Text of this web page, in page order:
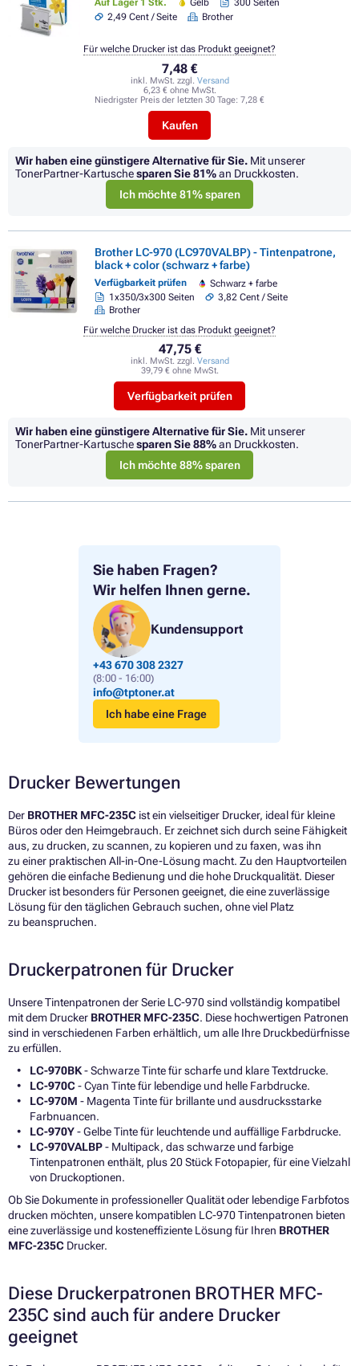
Sie haben Fragen?
Wir helfen Ihnen gerne.
Kundensupport
+43 670 308 2327
(8:00 - 16:00)
info@tptoner.at
Ich habe eine Frage
Gelb
300 Seiten
2,49 Cent / Seite
Brother
7,48 €
inkl. MwSt. zzgl. Versand
6,23 € ohne MwSt.
Niedrigster Preis der letzten 30 Tage: 7,28 €
Kaufen
Für welche Drucker ist das Produkt geeignet?
Wir haben eine günstigere Alternative für Sie. Mit unserer
TonerPartner-Kartuschesparen Sie81%an Druckkosten.
Ich möchte 81% sparen
Brother LC-970 (LC970VALBP) - Tintenpatrone,
black + color (schwarz + farbe)
Verfügbarkeit prüfen
Schwarz + farbe
1x350/3x300 Seiten
3,82 Cent / Seite
Brother
47,75 €
inkl. MwSt. zzgl. Versand
39,79 € ohne MwSt.
Verfügbarkeit prüfen
Für welche Drucker ist das Produkt geeignet?
Wir haben eine günstigere Alternative für Sie. Mit unserer
TonerPartner-Kartuschesparen Sie88%an Druckkosten.
Ich möchte 88% sparen
Drucker Bewertungen
Der BROTHER MFC-235C ist ein vielseitiger Drucker, ideal für kleine
Büros oder den Heimgebrauch. Er zeichnet sich durch seine Fähigkeit
aus, zu drucken, zu scannen, zu kopieren und zu faxen, was ihn
zu einer praktischen All-in-One-Lösung macht. Zu den Hauptvorteilen
gehören die einfache Bedienung und die hohe Druckqualität. Dieser
Drucker ist besonders für Personen geeignet, die eine zuverlässige
Lösung für den täglichen Gebrauch suchen, ohne viel Platz
zu beanspruchen.
Druckerpatronen für Drucker
Unsere Tintenpatronen der Serie LC-970 sind vollständig kompatibel
mit dem Drucker BROTHER MFC-235C. Diese hochwertigen Patronen
sind in verschiedenen Farben erhältlich, um alle Ihre Druckbedürfnisse
zu erfüllen.
LC-970BK- Schwarze Tinte für scharfe und klare Textdrucke.
LC-970C - Cyan Tinte für lebendige und helle Farbdrucke.
LC-970M - Magenta Tinte für brillante und ausdrucksstarke
Farbnuancen.
LC-970Y- Gelbe Tinte für leuchtende und auffällige Farbdrucke.
LC-970VALBP- Multipack, das schwarze und farbige
Tintenpatronen enthält, plus 20 Stück Fotopapier, für eine Vielzahl
von Druckoptionen.
Ob Sie Dokumente in professioneller Qualität oder lebendige Farbfotos
drucken möchten, unsere kompatiblen LC-970 Tintenpatronen bieten
eine zuverlässige und kosteneffiziente Lösung für Ihren BROTHER
MFC-235C Drucker.
Diese Druckerpatronen BROTHER MFC-
235C sind auch für andere Drucker
geeignet